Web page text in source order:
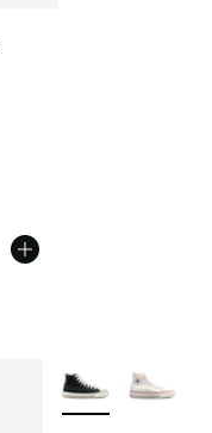
Plus de couleurs